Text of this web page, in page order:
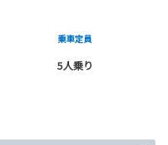
乗車定員
5人乗り